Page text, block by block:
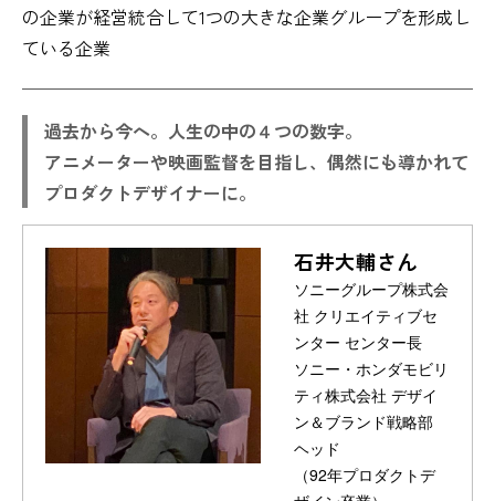
の企業が経営統合して1つの大きな企業グループを形成し
ている企業
過去から今へ。人生の中の４つの数字。
アニメーターや映画監督を目指し、偶然にも導かれて
プロダクトデザイナーに。
石井大輔さん
ソニーグループ株式会
社 クリエイティブセ
ンター センター長
ソニー・ホンダモビリ
ティ株式会社 デザイ
ン＆ブランド戦略部
ヘッド
（92年プロダクトデ